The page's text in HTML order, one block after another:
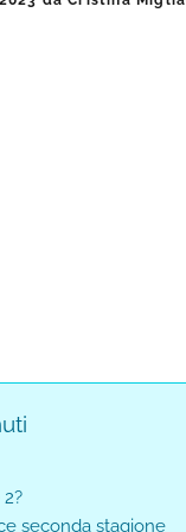
seconda stagione